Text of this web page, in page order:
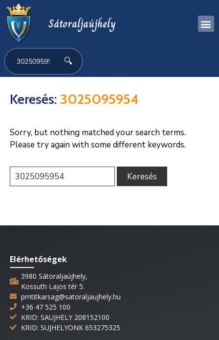
Sátoraljaújhely
🔍
Keresés: 3025095954
Sorry, but nothing matched your search terms.
Please try again with some different keywords.
Elérhetőségek
3980 Sátoraljaújhely,
Kossuth Lajos tér 5.
pmtitkarsag@satoraljaujhely.hu
+36 47 525 100
KRID: SAUJHELY 208152100
KRID: SUJHELYONK 653275325